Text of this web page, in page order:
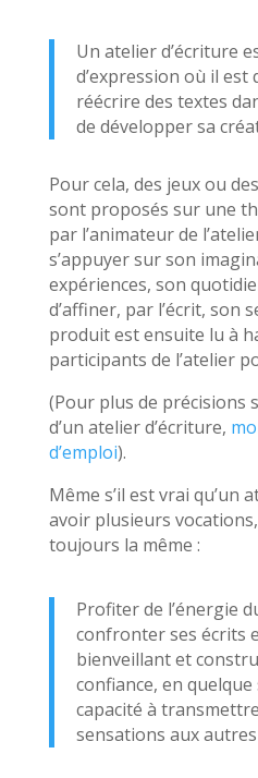
Un atelier d’écriture
d’expression où il est
réécrire des textes
de développer sa
Pour cela, des jeux ou
sont proposés sur une
par l’animateur de
s’appuyer sur son
expériences, son
d’affiner, par l’écrit, son
produit est ensuite lu à
participants de l’atelier
(Pour plus de précisions
d’un atelier d’écriture,
d’emploi).
Même s’il est vrai qu’un
avoir plusieurs
toujours la même :
Profiter de l’énergie
confronter ses écrits
bienveillant et
confiance, en
capacité à
sensations aux